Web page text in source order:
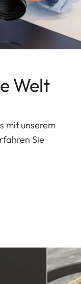
Welt
mit unserem
Sie